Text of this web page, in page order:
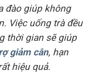
đào giúp không
Việc uống trà đều
thời gian sẽ giúp
giảm cân, hạn
hiệu quả.